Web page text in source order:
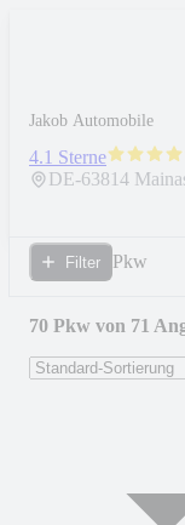
Jakob Automobile
4.1 Sterne
DE-63814
Filter Pkw
70 Pkw von 71